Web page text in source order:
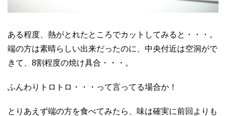
ある程度、熱がとれたところでカットしてみると・・・。
端の方は素晴らしい出来だったのに、中央付近は空洞がで
きて、8割程度の焼け具合・・・。
ふんわりトロトロ・・・って言ってる場合か！
とりあえず端の方を食べてみたら、味は確実に前回よりも